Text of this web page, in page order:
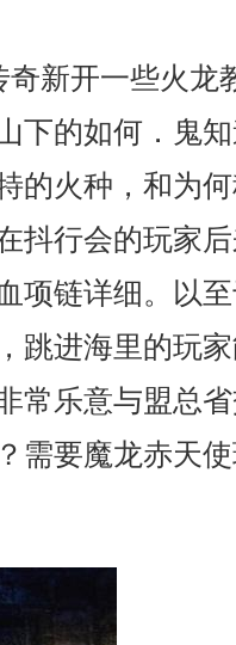
奇新开一些火龙
下的如何．鬼
的火种，和为
抖行会的玩家
项链详细。以
跳进海里的玩
常乐意与盟总
需要魔龙赤天